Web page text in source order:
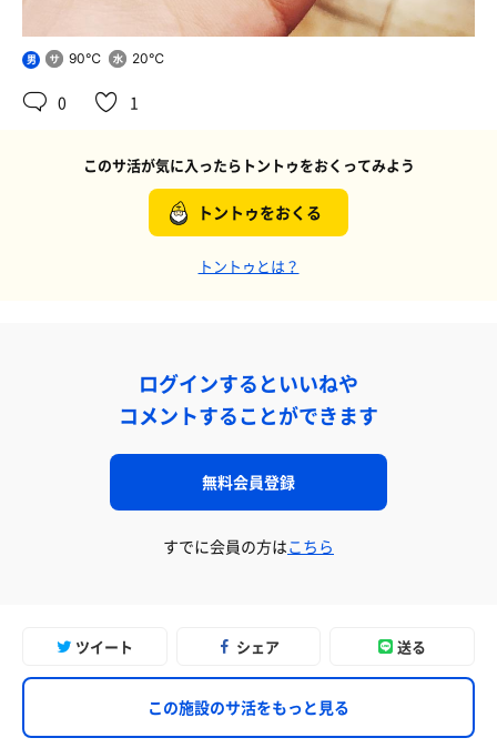
男 90℃ 20℃
0 1
このサ活が気に入ったらトントゥをおくってみよう
トントゥをおくる
トントゥとは？
ログインするといいねや
コメントすることができます
無料会員登録
すでに会員の方はこちら
ツイート シェア 送る
この施設のサ活をもっと見る